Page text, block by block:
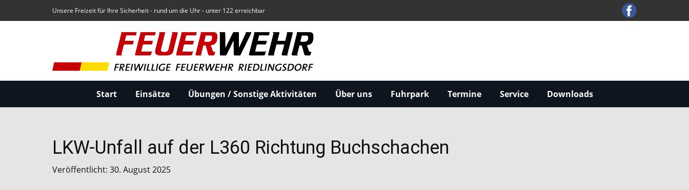
Unsere Freizeit für Ihre Sicherheit - rund um die Uhr - unter 122 erreichbar
Start Einsätze Übungen / Sonstige Aktivitäten Über uns Fuhrpark Termine Service Downloads
LKW-Unfall auf der L360 Richtung Buchschachen
Veröffentlicht: 30. August 2025